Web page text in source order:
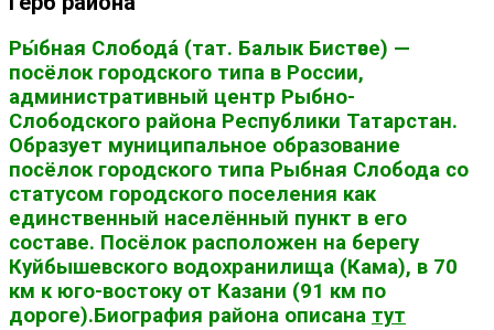
Ры́бная Слобода́ (тат. Балык Бистәсе) —
посёлок городского типа в России,
административный центр Рыбно-
Слободского района Республики Татарстан.
Образует муниципальное образование
посёлок городского типа Рыбная Слобода со
статусом городского поселения как
единственный населённый пункт в его
составе. Посёлок расположен на берегу
Куйбышевского водохранилища (Кама), в 70
км к юго-востоку от Казани (91 км по
дороге).Биография района описана тут